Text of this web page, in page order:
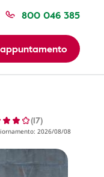
800 046 385
(17)
2026/08/08